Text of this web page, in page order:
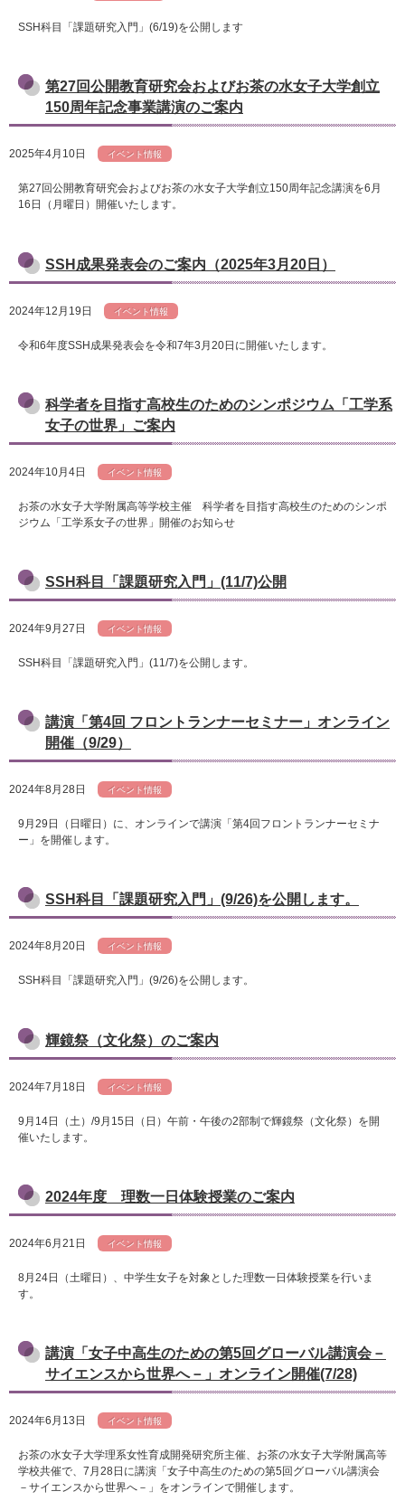
SSH科目「課題研究入門」(6/19)を公開します
第27回公開教育研究会およびお茶の水女子大学創立
150周年記念事業講演のご案内
2025年4月10日 イベント情報
第27回公開教育研究会およびお茶の水女子大学創立150周年記念講演を6月
16日（月曜日）開催いたします。
SSH成果発表会のご案内（2025年3月20日）
2024年12月19日 イベント情報
令和6年度SSH成果発表会を令和7年3月20日に開催いたします。
科学者を目指す高校生のためのシンポジウム「工学系
女子の世界」ご案内
2024年10月4日 イベント情報
お茶の水女子大学附属高等学校主催 科学者を目指す高校生のためのシンポ
ジウム「工学系女子の世界」開催のお知らせ
SSH科目「課題研究入門」(11/7)公開
2024年9月27日 イベント情報
SSH科目「課題研究入門」(11/7)を公開します。
講演「第4回 フロントランナーセミナー」オンライン
開催（9/29）
2024年8月28日 イベント情報
9月29日（日曜日）に、オンラインで講演「第4回フロントランナーセミナ
ー」を開催します。
SSH科目「課題研究入門」(9/26)を公開します。
2024年8月20日 イベント情報
SSH科目「課題研究入門」(9/26)を公開します。
輝鏡祭（文化祭）のご案内
2024年7月18日 イベント情報
9月14日（土）/9月15日（日）午前・午後の2部制で輝鏡祭（文化祭）を開
催いたします。
2024年度 理数一日体験授業のご案内
2024年6月21日 イベント情報
8月24日（土曜日）、中学生女子を対象とした理数一日体験授業を行いま
す。
講演「女子中高生のための第5回グローバル講演会－
サイエンスから世界へ－」オンライン開催(7/28)
2024年6月13日 イベント情報
お茶の水女子大学理系女性育成開発研究所主催、お茶の水女子大学附属高等
学校共催で、7月28日に講演「女子中高生のための第5回グローバル講演会
－サイエンスから世界へ－」をオンラインで開催します。